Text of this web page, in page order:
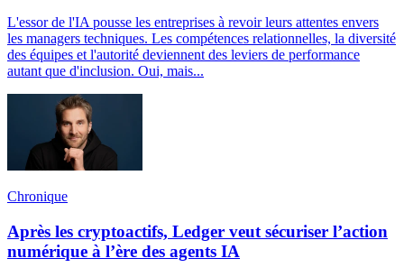
L'essor de l'IA pousse les entreprises à revoir leurs attentes envers
les managers techniques. Les compétences relationnelles, la diversité
des équipes et l'autorité deviennent des leviers de performance
autant que d'inclusion. Oui, mais...
Chronique
Après les cryptoactifs, Ledger veut sécuriser l’action
numérique à l’ère des agents IA